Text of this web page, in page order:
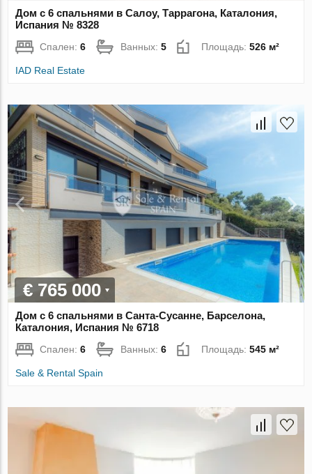
Дом с 6 спальнями в Салоу, Таррагона, Каталония,
Испания № 8328
Спален:6 Ванных:5 Площадь:526 м²
IAD Real Estate
€ 765 000
Дом с 6 спальнями в Санта-Сусанне, Барселона,
Каталония, Испания № 6718
Спален:6 Ванных:6 Площадь:545 м²
Sale & Rental Spain